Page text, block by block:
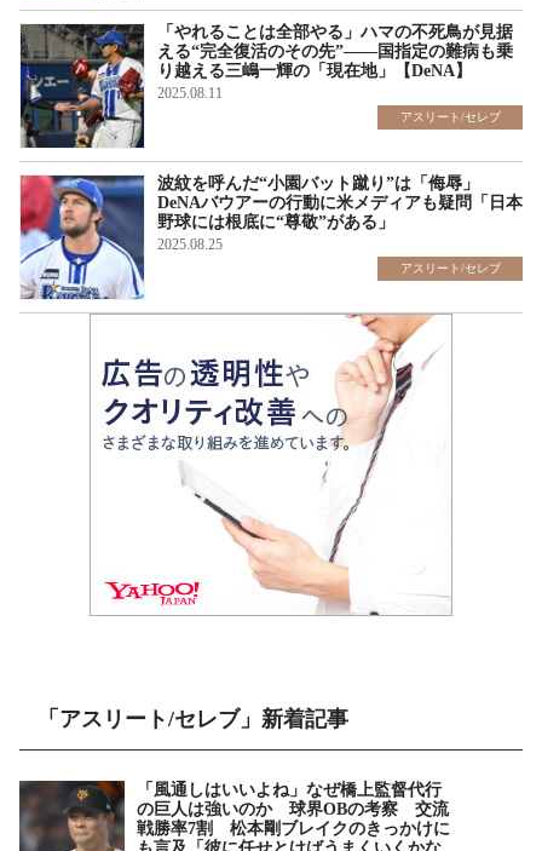
「やれることは全部やる」ハマの不死鳥が見据
える“完全復活のその先”――国指定の難病も乗
り越える三嶋一輝の「現在地」【DeNA】
2025.08.11
アスリート/セレブ
波紋を呼んだ“小園バット蹴り”は「侮辱」
DeNAバウアーの行動に米メディアも疑問「日本
野球には根底に“尊敬”がある」
2025.08.25
アスリート/セレブ
「アスリート/セレブ」新着記事
「風通しはいいよね」なぜ橋上監督代行
の巨人は強いのか 球界OBの考察 交流
戦勝率7割 松本剛ブレイクのきっかけに